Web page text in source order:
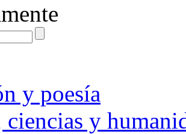
y poesía
ciencias y